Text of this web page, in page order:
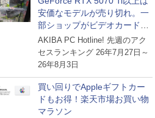
安価なモデルが売り切れ。一
部ショップがビデオカードの
購入制限を実施したニュース
が注目を集める
AKIBA PC Hotline! 先週のアク
セスランキング 26年7月27日～
26年8月3日
買い回りでAppleギフトカー
ドもお得！楽天市場お買い物
マラソン